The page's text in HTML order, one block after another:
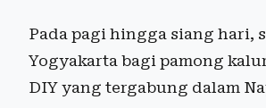
Pada pagi hingga siang hari,
Yogyakarta bagi pamong
DIY yang tergabung dalam